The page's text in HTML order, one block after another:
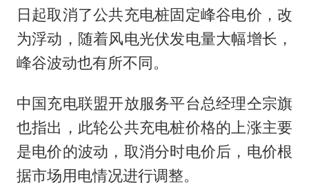
日起取消了公共充电桩固定峰谷电价，改
为浮动，随着风电光伏发电量大幅增长，
峰谷波动也有所不同。
中国充电联盟开放服务平台总经理仝宗旗
也指出，此轮公共充电桩价格的上涨主要
是电价的波动，取消分时电价后，电价根
据市场用电情况进行调整。